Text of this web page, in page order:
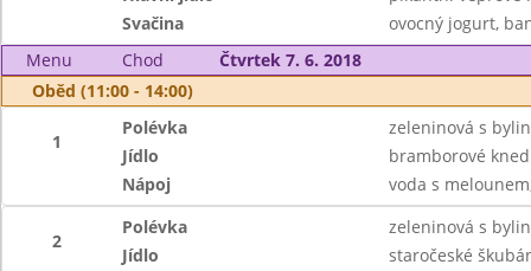
Svačina
ovocný jogurt,
Menu
Chod
Čtvrtek 7. 6. 2018
Oběd (11:00 - 14:00)
1
Polévka
zeleninová s
Jídlo
bramborové
Nápoj
voda s
2
Polévka
zeleninová s
Jídlo
staročeské